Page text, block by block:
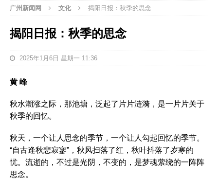
广州新闻网 文化 揭阳日报：秋季的思念
揭阳日报：秋季的思念
2025年1月6日 星期一 11:36
黄 峰
秋水潮涨之际，那池塘，泛起了片片涟漪，是一片片关于
秋季的回忆。
秋天，一个让人思念的季节，一个让人勾起回忆的季节。
“自古逢秋悲寂寥”，秋风扫落了红，秋叶抖落了岁寒的
忧。流逝的，不过是光阴，不变的，是梦魂萦绕的一阵阵
思念。